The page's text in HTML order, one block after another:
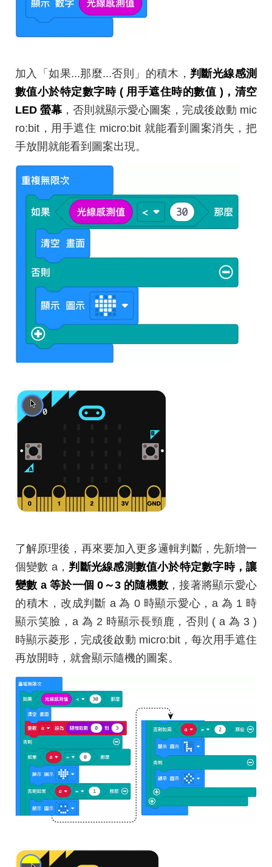
加入「如果...那麼...否則」的積木， 判斷光線感測
數值小於特定數字時 ( 用手遮住時的數值 )，清空
LED 螢幕，否則就顯示愛心圖案，完成後啟動 mic
ro:bit，用手遮住 micro:bit 就能看到圖案消失，把
手放開就能看到圖案出現。
了解原理後，再來要加入更多邏輯判斷，先新增一
個變數 a， 判斷光線感測數值小於特定數字時，讓
變數 a 等於一個 0～3 的隨機數 ，接著將顯示愛心
的積木，改成判斷 a 為 0 時顯示愛心，a 為 1 時
顯示笑臉，a 為 2 時顯示長頸鹿，否則 ( a 為 3 )
時顯示菱形，完成後啟動 micro:bit，每次用手遮住
再放開時，就會顯示隨機的圖案。